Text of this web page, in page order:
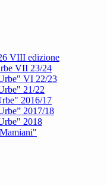
VIII edizione
VII 23/24
VI 22/23
21/22
2016/17
2017/18
2018